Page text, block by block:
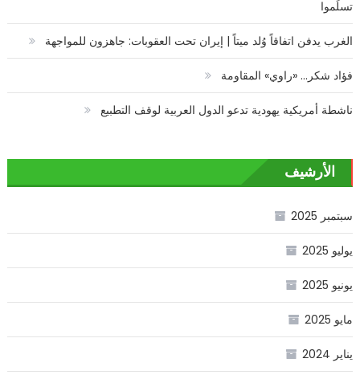
تسلَموا
الغرب يدفن اتفاقاً وُلد ميتاً | إيران تحت العقوبات: جاهزون للمواجهة
فؤاد شكر… «راوي» المقاومة
ناشطة أمريكية يهودية تدعو الدول العربية لوقف التطبيع
الأرشيف
سبتمبر 2025
يوليو 2025
يونيو 2025
مايو 2025
يناير 2024